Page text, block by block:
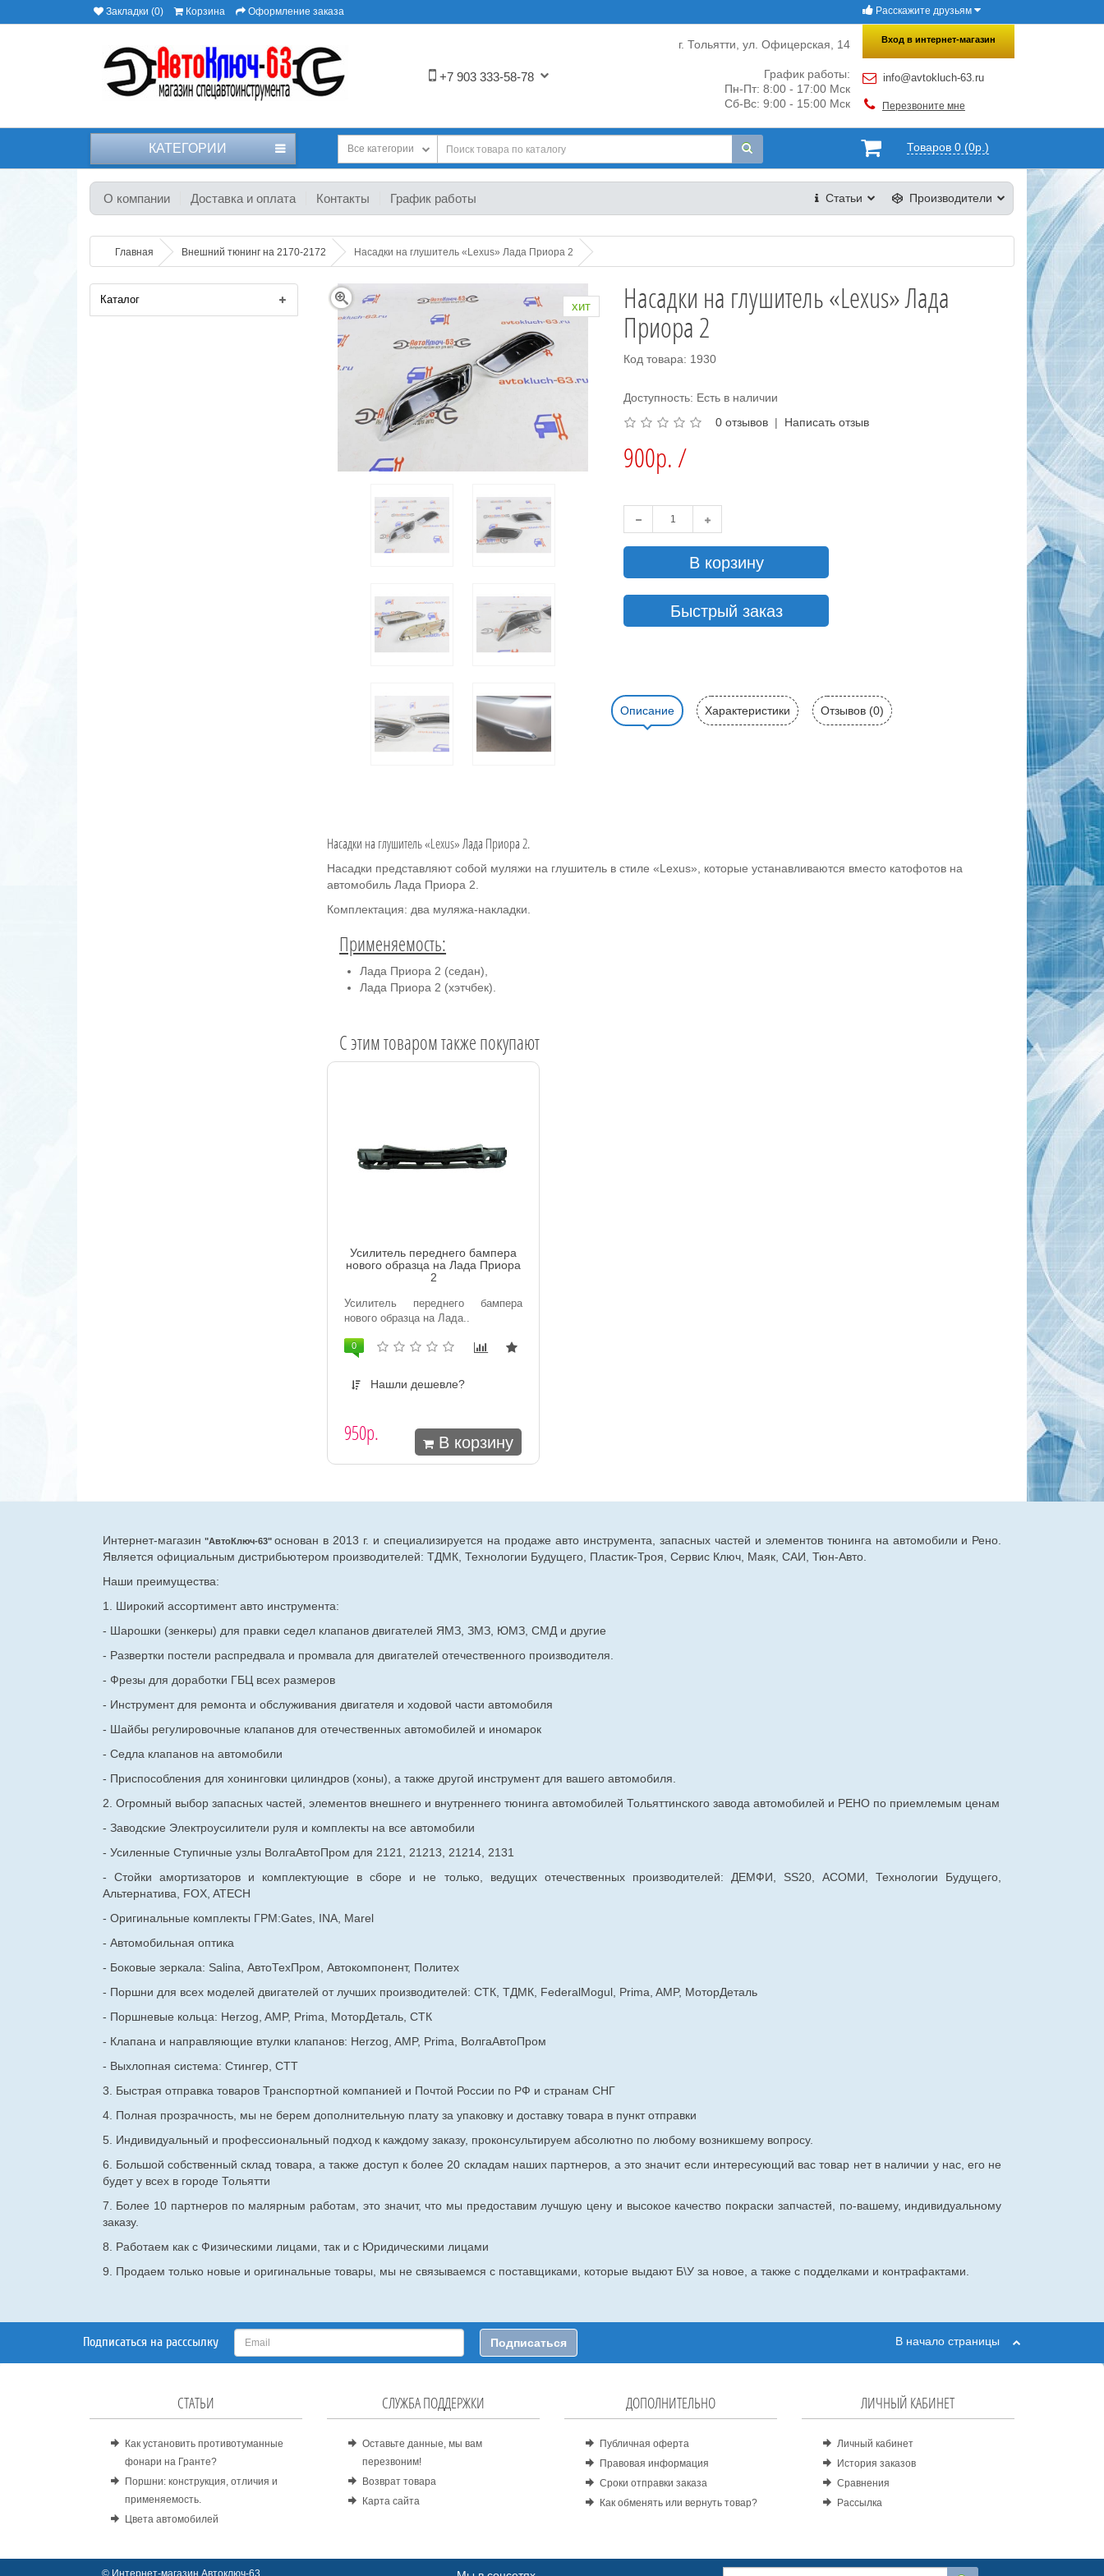
×
Закладки (0) Корзина Оформление заказа Расскажите друзьям
+7 903 333-58-78
Вход в интернет-магазин
info@avtokluch-63.ru
Перезвоните мне
г. Тольятти, ул. Офицерская, 14
График работы:
Пн-Пт: 8:00 - 17:00 Мск
Сб-Вс: 9:00 - 15:00 Мск
КАТЕГОРИИ Товаров 0 (0р.)
Все категории
О компании Доставка и оплата Контакты График работы Производители
Статьи
Главная Внешний тюнинг на 2170-2172 Насадки на глушитель «Lexus» Лада Приора 2
Каталог хит
Насадки на глушитель «Lexus» Лада
Приора 2
Код товара: 1930
Доступность: Есть в наличии
0 отзывов | Написать отзыв
900р. /
В корзину
Быстрый заказ
Описание Характеристики Отзывов (0)
Насадки на глушитель «Lexus» Лада Приора 2.
Насадки представляют собой муляжи на глушитель в стиле «Lexus», которые устанавливаются вместо катофотов на
автомобиль Лада Приора 2.
Комплектация: два муляжа-накладки.
Применяемость:
Лада Приора 2 (седан),
Лада Приора 2 (хэтчбек).
C этим товаром также покупают
Усилитель переднего бампера
нового образца на Лада Приора
2
Усилитель переднего бампера
нового образца на Лада..
0
Нашли дешевле?
950р. В корзину
Интернет-магазин "АвтоКлюч-63"основан в 2013 г. и специализируется на продаже авто инструмента, запасных частей и элементов тюнинга на автомобили и Рено.
Является официальным дистрибьютером производителей: ТДМК, Технологии Будущего, Пластик-Троя, Сервис Ключ, Маяк, САИ, Тюн-Авто.
Наши преимущества:
1. Широкий ассортимент авто инструмента:
- Шарошки (зенкеры) для правки седел клапанов двигателей ЯМЗ, ЗМЗ, ЮМЗ, СМД и другие
- Развертки постели распредвала и промвала для двигателей отечественного производителя.
- Фрезы для доработки ГБЦ всех размеров
- Инструмент для ремонта и обслуживания двигателя и ходовой части автомобиля
- Шайбы регулировочные клапанов для отечественныхавтомобилей и иномарок
- Седла клапанов на автомобили
- Приспособления для хонинговки цилиндров (хоны), а также другой инструмент для вашего автомобиля.
2. Огромный выбор запасных частей, элементов внешнего и внутреннего тюнинга автомобилей Тольяттинского завода автомобилей и РЕНО по приемлемым ценам
- Заводские Электроусилители руля и комплекты на все автомобили
- Усиленные Ступичные узлы ВолгаАвтоПром для 2121, 21213, 21214, 2131
- Стойки амортизаторов и комплектующие в сборе и не только, ведущих отечественных производителей: ДЕМФИ, SS20, АСОМИ, Технологии Будущего,
Альтернатива, FOX, ATECH
- Оригинальные комплекты ГРМ:Gates, INA, Marel
- Автомобильная оптика
- Боковые зеркала: Salina, АвтоТехПром, Автокомпонент, Политех
- Поршни для всех моделей двигателей от лучших производителей: СТК, ТДМК, FederalMogul, Prima, AMP, МоторДеталь
- Поршневые кольца: Herzog, AMP, Prima, МоторДеталь, СТК
- Клапана и направляющие втулки клапанов: Herzog, AMP, Prima, ВолгаАвтоПром
- Выхлопная система: Стингер, СТТ
3. Быстрая отправка товаров Транспортной компанией и Почтой России по РФ и странам СНГ
4. Полная прозрачность, мы не берем дополнительную плату за упаковку и доставку товара в пункт отправки
5. Индивидуальный и профессиональный подход к каждому заказу, проконсультируем абсолютно по любому возникшему вопросу.
6. Большой собственный склад товара, а также доступ к более 20 складам наших партнеров, а это значит если интересующий вас товар нет в наличии у нас, его не
будет у всех в городе Тольятти
7. Более 10 партнеров по малярным работам, это значит, что мы предоставим лучшую цену и высокое качество покраски запчастей, по-вашему, индивидуальному
заказу.
8. Работаем как с Физическими лицами, так и с Юридическими лицами
9. Продаем только новые и оригинальные товары, мы не связываемся с поставщиками, которые выдают Б\У за новое, а также с подделками и контрафактами.
Подписаться на расссылку Подписаться В начало страницы
СТАТЬИ
Как установить противотуманные
фонари на Гранте?
Поршни: конструкция, отличия и
применяемость.
Цвета автомобилей
СЛУЖБА ПОДДЕРЖКИ
Оставьте данные, мы вам
перезвоним!
Возврат товара
Карта сайта
ДОПОЛНИТЕЛЬНО
Публичная оферта
Правовая информация
Сроки отправки заказа
Как обменять или вернуть товар?
ЛИЧНЫЙ КАБИНЕТ
Личный кабинет
История заказов
Сравнения
Рассылка
© Интернет-магазин Автоключ-63